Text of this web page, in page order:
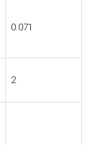
0.071
2